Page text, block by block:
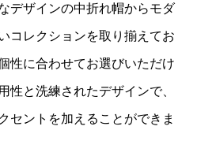
デザインの中折れ帽からモダ
コレクションを取り揃えてお
性に合わせてお選びいただけ
性と洗練されたデザインで、
セントを加えることができま